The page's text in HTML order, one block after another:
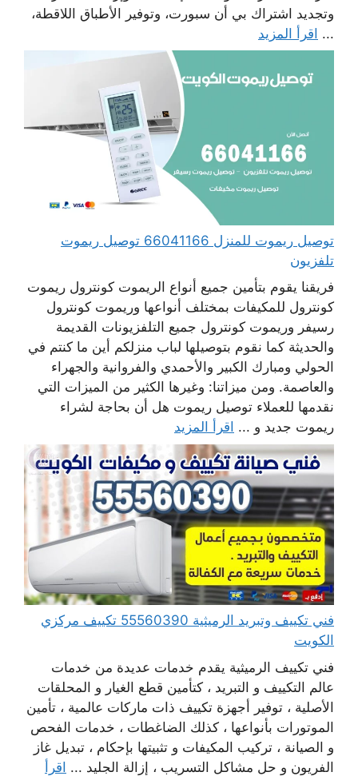
وتجديد اشتراك بي أن سبورت، وتوفير الأطباق اللاقطة،
... اقرأ المزيد
توصيل ريموت للمنزل 66041166 توصيل ريموت
تلفزيون
فريقنا يقوم بتأمين جميع أنواع الريموت كونترول ريموت
كونترول للمكيفات بمختلف أنواعها وريموت كونترول
رسيفر وريموت كونترول جميع التلفزيونات القديمة
والحديثة كما نقوم بتوصيلها لباب منزلكم أين ما كنتم في
الحولي ومبارك الكبير والأحمدي والفروانية والجهراء
والعاصمة. ومن ميزاتنا: وغيرها الكثير من الميزات التي
نقدمها للعملاء توصيل ريموت هل أن بحاجة لشراء
ريموت جديد و ... اقرأ المزيد
فني تكييف وتبريد الرميثية 55560390 تكييف مركزي
الكويت
فني تكييف الرميثية يقدم خدمات عديدة من خدمات
عالم التكييف و التبريد ، كتأمين قطع الغيار و المحلقات
الأصلية ، توفير أجهزة تكييف ذات ماركات عالمية ، تأمين
الموتورات بأنواعها ، كذلك الضاغطات ، خدمات الفحص
و الصيانة ، تركيب المكيفات و تثبيتها بإحكام ، تبديل غاز
الفريون و حل مشاكل التسريب ، إزالة الجليد ... اقرأ